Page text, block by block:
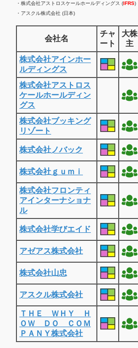
・株式会社アストロスケールホールディングス (IFRS)
・アスクル株式会社 (日本)
会社名
チャ
ート
大株
主
株式会社アインホー
ルディングス
株式会社アストロス
ケールホールディン
グス
株式会社ブッキング
リゾート
株式会社ノバック
株式会社ｇｕｍｉ
株式会社フロンティ
アインターナショナ
ル
株式会社学びエイド
アゼアス株式会社
株式会社山忠
アスクル株式会社
ＴＨＥ ＷＨＹ Ｈ
ＯＷ ＤＯ ＣＯＭ
ＰＡＮＹ株式会社